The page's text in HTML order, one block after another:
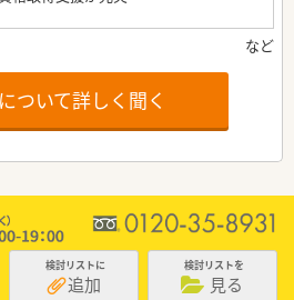
ついて詳しく聞く
検討リストに
追加
検討リストを
見る